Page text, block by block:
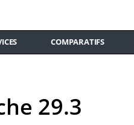
COMPARATIFS
29.3